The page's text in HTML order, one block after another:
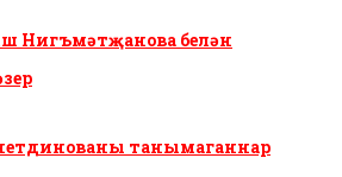
Нигъмәтҗанова белән
танымаганнар